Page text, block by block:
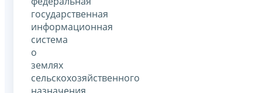
государственная
информационная
система
о
землях
сельскохозяйственного
назначения